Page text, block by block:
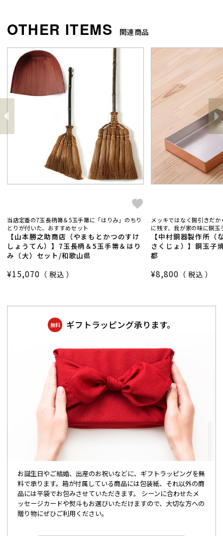
関連商品
前
へ
当店定番の7玉長柄箒＆5玉手箒に「はりみ」のちり
とりが付いた、おすすめセット
【山本勝之助商店（やまもとかつのすけ
しょうてん）】7玉長柄＆5玉手箒＆はり
み（大）セット/和歌山県
¥15,070 税込
メッキではなく錫引きだ
に残す、我が家の味に
【中村銅器製作所（
さくじょ）】銅玉
都
¥8,800 税込
次
へ
無料 ギフトラッピング承ります。
お誕生日やご結婚、出産のお祝いなどに、ギフトラッピングを無
料で承ります。箱が付属している商品には包装紙、それ以外の商
品には平袋でお包みさせていただきます。 シーンに合わせたメ
ッセージカードや熨斗もお選びいただけますので、大切な方への
贈り物にぜひご利用ください。